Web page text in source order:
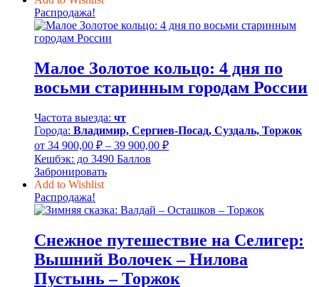
Распродажа!
Малое Золотое кольцо: 4 дня по
восьми старинным городам России
Частота выезда: чт
Города: Владимир, Сергиев-Посад, Суздаль, Торжок
от 34 900,00 ₽ – 39 900,00 ₽Диапазон
39
Кешбэк: до 3490 Баллов
Забронировать
Add to Wishlist
Распродажа!
Снежное путешествие на Селигер:
Вышний Волочек – Нилова
Пустынь – Торжок